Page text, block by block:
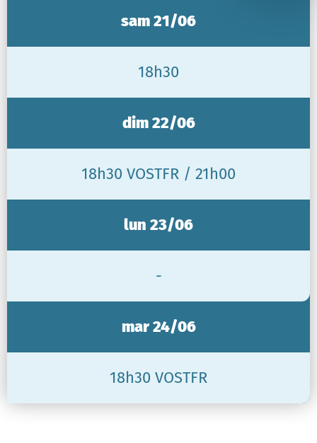
sam 21/06
18h30
dim 22/06
18h30 VOSTFR / 21h00
lun 23/06
-
mar 24/06
18h30 VOSTFR